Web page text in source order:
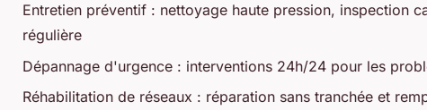
Entretien préventif : nettoyage haute pression, inspection
régulière
Dépannage d'urgence : interventions 24h/24 pour les
Réhabilitation de réseaux : réparation sans tranchée et